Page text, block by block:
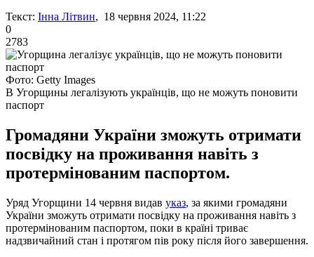
Текст: Інна Літвин, 18 червня 2024, 11:22
0
2783
Фото: Getty Images
В Угорщины легалізують українців, що не можуть поновити
паспорт
Громадяни України зможуть отримати
посвідку на проживання навіть з
протермінованим паспортом.
Уряд Угорщини 14 червня видав указ, за якими громадяни
України зможуть отримати посвідку на проживання навіть з
протермінованим паспортом, поки в країні триває
надзвичайний стан і протягом пів року після його завершення.